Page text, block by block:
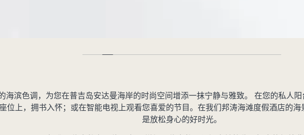
海滨色调，为您在普吉岛安达曼海岸的时尚空间增添一抹宁静与雅致。 在您的私人
位上，拥书入怀；或在智能电视上观看您喜爱的节目。在我们邦涛海滩度假酒店的
是放松身心的好时光。